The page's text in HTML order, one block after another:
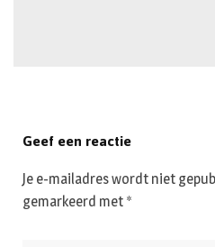
Geef een reactie
Je e-mailadres wordt niet
gemarkeerd met *